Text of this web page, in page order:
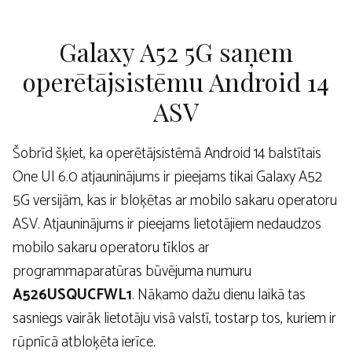
Galaxy A52 5G saņem
operētājsistēmu Android 14
ASV
Šobrīd šķiet, ka operētājsistēmā Android 14 balstītais
One UI 6.0 atjauninājums ir pieejams tikai Galaxy A52
5G versijām, kas ir bloķētas ar mobilo sakaru operatoru
ASV. Atjauninājums ir pieejams lietotājiem nedaudzos
mobilo sakaru operatoru tīklos ar
programmaparatūras būvējuma numuru
A526USQUCFWL1. Nākamo dažu dienu laikā tas
sasniegs vairāk lietotāju visā valstī, tostarp tos, kuriem ir
rūpnīcā atbloķēta ierīce.